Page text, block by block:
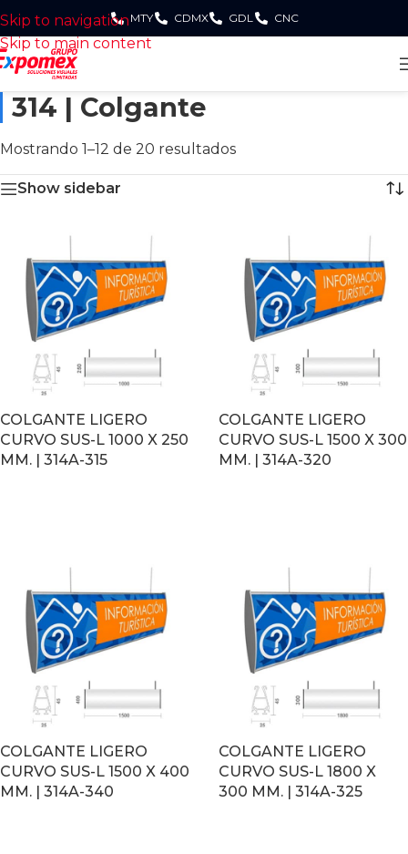
Skip to navigation
Skip to main content
MTY CDMX GDL CNC
314 | Colgante
Mostrando 1–12 de 20 resultados
Show sidebar
COLGANTE LIGERO
CURVO SUS-L 1000 X 250
MM. | 314A-315
COLGANTE LIGERO
CURVO SUS-L 1500 X 300
MM. | 314A-320
COLGANTE LIGERO
CURVO SUS-L 1500 X 400
MM. | 314A-340
COLGANTE LIGERO
CURVO SUS-L 1800 X
300 MM. | 314A-325